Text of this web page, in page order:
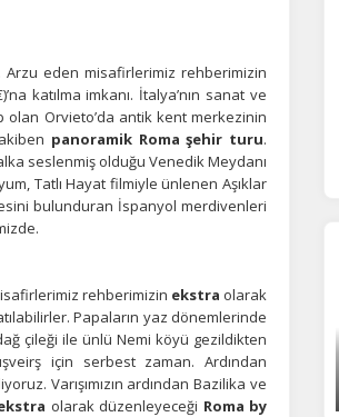
reklamlar göstermek için kullanılır.
devam edersiniz, ancak daha az
Kabul Et
Arzu eden misafirlerimiz rehberimizin
katılma imkanı. İtalya’nın sanat ve
Orvieto’da antik kent merkezinin
panoramik Roma şehir turu.
seslenmiş olduğu Venedik Meydanı
Tatlı Hayat filmiyle ünlenen Aşıklar
bulunduran İspanyol merdivenleri
rehberimizin ekstra olarak
Papaların yaz dönemlerinde
çileği ile ünlü Nemi köyü gezildikten
için serbest zaman. Ardından
Varışımızın ardından Bazilika ve
olarak düzenleyeceği Roma by